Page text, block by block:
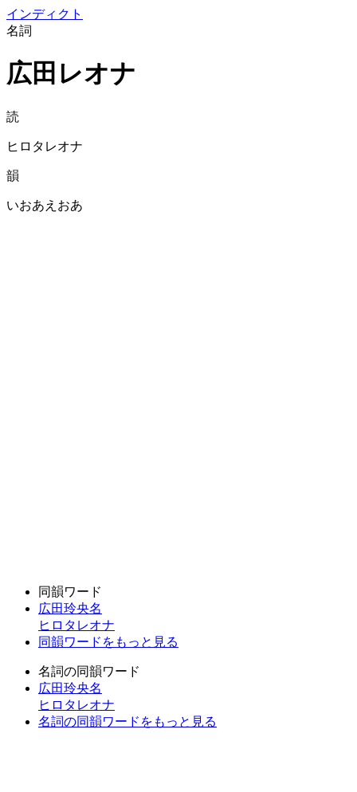
インディクト
名詞
広田レオナ
読
ヒロタレオナ
韻
いおあえおあ
同韻ワード
広田玲央名
ヒロタレオナ
同韻ワードをもっと見る
名詞の同韻ワード
広田玲央名
ヒロタレオナ
名詞の同韻ワードをもっと見る